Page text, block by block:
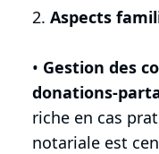
2. Aspects
• Gestion des
donations-
riche en cas
notariale est